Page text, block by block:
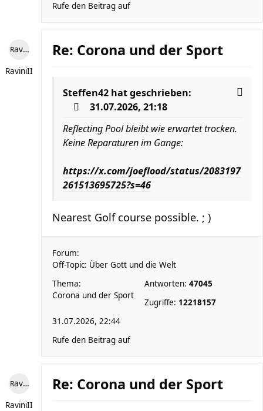
Rufe den Beitrag auf
RaviniII
RaviniII
Re: Corona und der Sport
Steffen42 hat geschrieben:
31.07.2026, 21:18
Reflecting Pool bleibt wie erwartet trocken.
Keine Reparaturen im Gange:
https://x.com/joeflood/status/2083197
261513695725?s=46
Nearest Golf course possible. ; )
Forum:
Off-Topic: Über Gott und die Welt
Thema:
Corona und der Sport
Antworten: 47045
Zugriffe: 12218157
31.07.2026, 22:44
Rufe den Beitrag auf
RaviniII
RaviniII
Re: Corona und der Sport